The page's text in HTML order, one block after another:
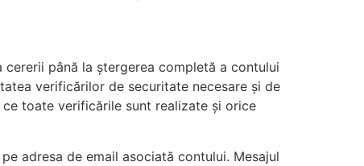
până la ștergerea completă a contului
verificărilor de securitate necesare și de
toate verificările sunt realizate și orice
adresa de email asociată contului. Mesajul